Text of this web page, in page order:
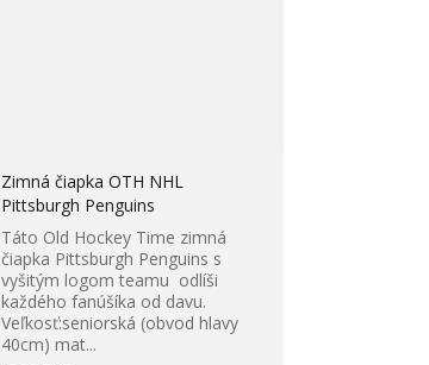
Zimná čiapka OTH NHL
Pittsburgh Penguins
Táto Old Hockey Time zimná
čiapka Pittsburgh Penguins s
vyšitým logom teamu odlíši
každého fanúšíka od davu.
Veľkosť:seniorská (obvod hlavy
40cm) mat...